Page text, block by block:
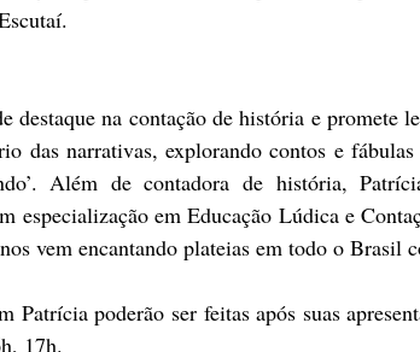
destaque na contação de história e promete
das narrativas, explorando contos e
Além de contadora de história,
especialização em Educação Lúdica e
vem encantando plateias em todo o Brasil
Patrícia poderão ser feitas após suas
17h.